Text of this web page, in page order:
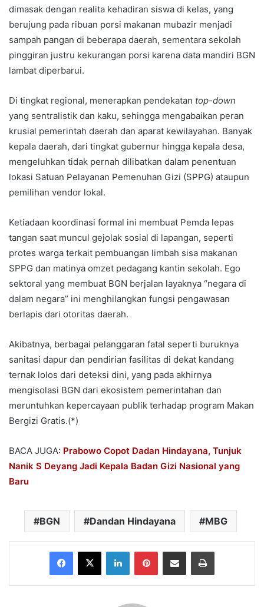
dimasak dengan realita kehadiran siswa di kelas, yang
berujung pada ribuan porsi makanan mubazir menjadi
sampah pangan di beberapa daerah, sementara sekolah
pinggiran justru kekurangan porsi karena data mandiri BGN
lambat diperbarui.
Di tingkat regional, menerapkan pendekatan top-down
yang sentralistik dan kaku, sehingga mengabaikan peran
krusial pemerintah daerah dan aparat kewilayahan. Banyak
kepala daerah, dari tingkat gubernur hingga kepala desa,
mengeluhkan tidak pernah dilibatkan dalam penentuan
lokasi Satuan Pelayanan Pemenuhan Gizi (SPPG) ataupun
pemilihan vendor lokal.
Ketiadaan koordinasi formal ini membuat Pemda lepas
tangan saat muncul gejolak sosial di lapangan, seperti
protes warga terkait pembuangan limbah sisa makanan
SPPG dan matinya omzet pedagang kantin sekolah. Ego
sektoral yang membuat BGN berjalan layaknya “negara di
dalam negara” ini menghilangkan fungsi pengawasan
berlapis dari otoritas daerah.
Akibatnya, berbagai pelanggaran fatal seperti buruknya
sanitasi dapur dan pendirian fasilitas di dekat kandang
ternak lolos dari deteksi dini, yang pada akhirnya
mengisolasi BGN dari ekosistem pemerintahan dan
meruntuhkan kepercayaan publik terhadap program Makan
Bergizi Gratis.(*)
BACA JUGA: Prabowo Copot Dadan Hindayana, Tunjuk
Nanik S Deyang Jadi Kepala Badan Gizi Nasional yang
Baru
BGN Dandan Hindayana MBG
Facebook
X LinkedInPinterestShare via Email Print